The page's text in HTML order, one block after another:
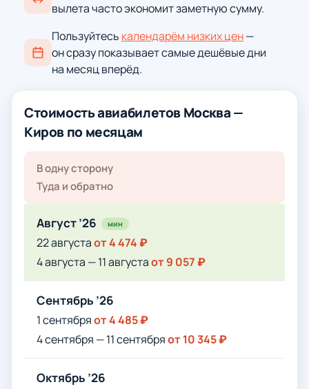
вылета часто экономит заметную сумму.
Пользуйтесь календарём низких цен—
он сразу показывает самые дешёвые дни
на месяц вперёд.
Стоимость авиабилетов Москва —
Киров по месяцам
В одну сторону
Туда и обратно
Август ’26 мин
22 августаот 4 474 ₽
4 августа — 11 августаот 9 057 ₽
Сентябрь ’26
1 сентябряот 4 485 ₽
4 сентября — 11 сентябряот 10 345 ₽
Октябрь ’26